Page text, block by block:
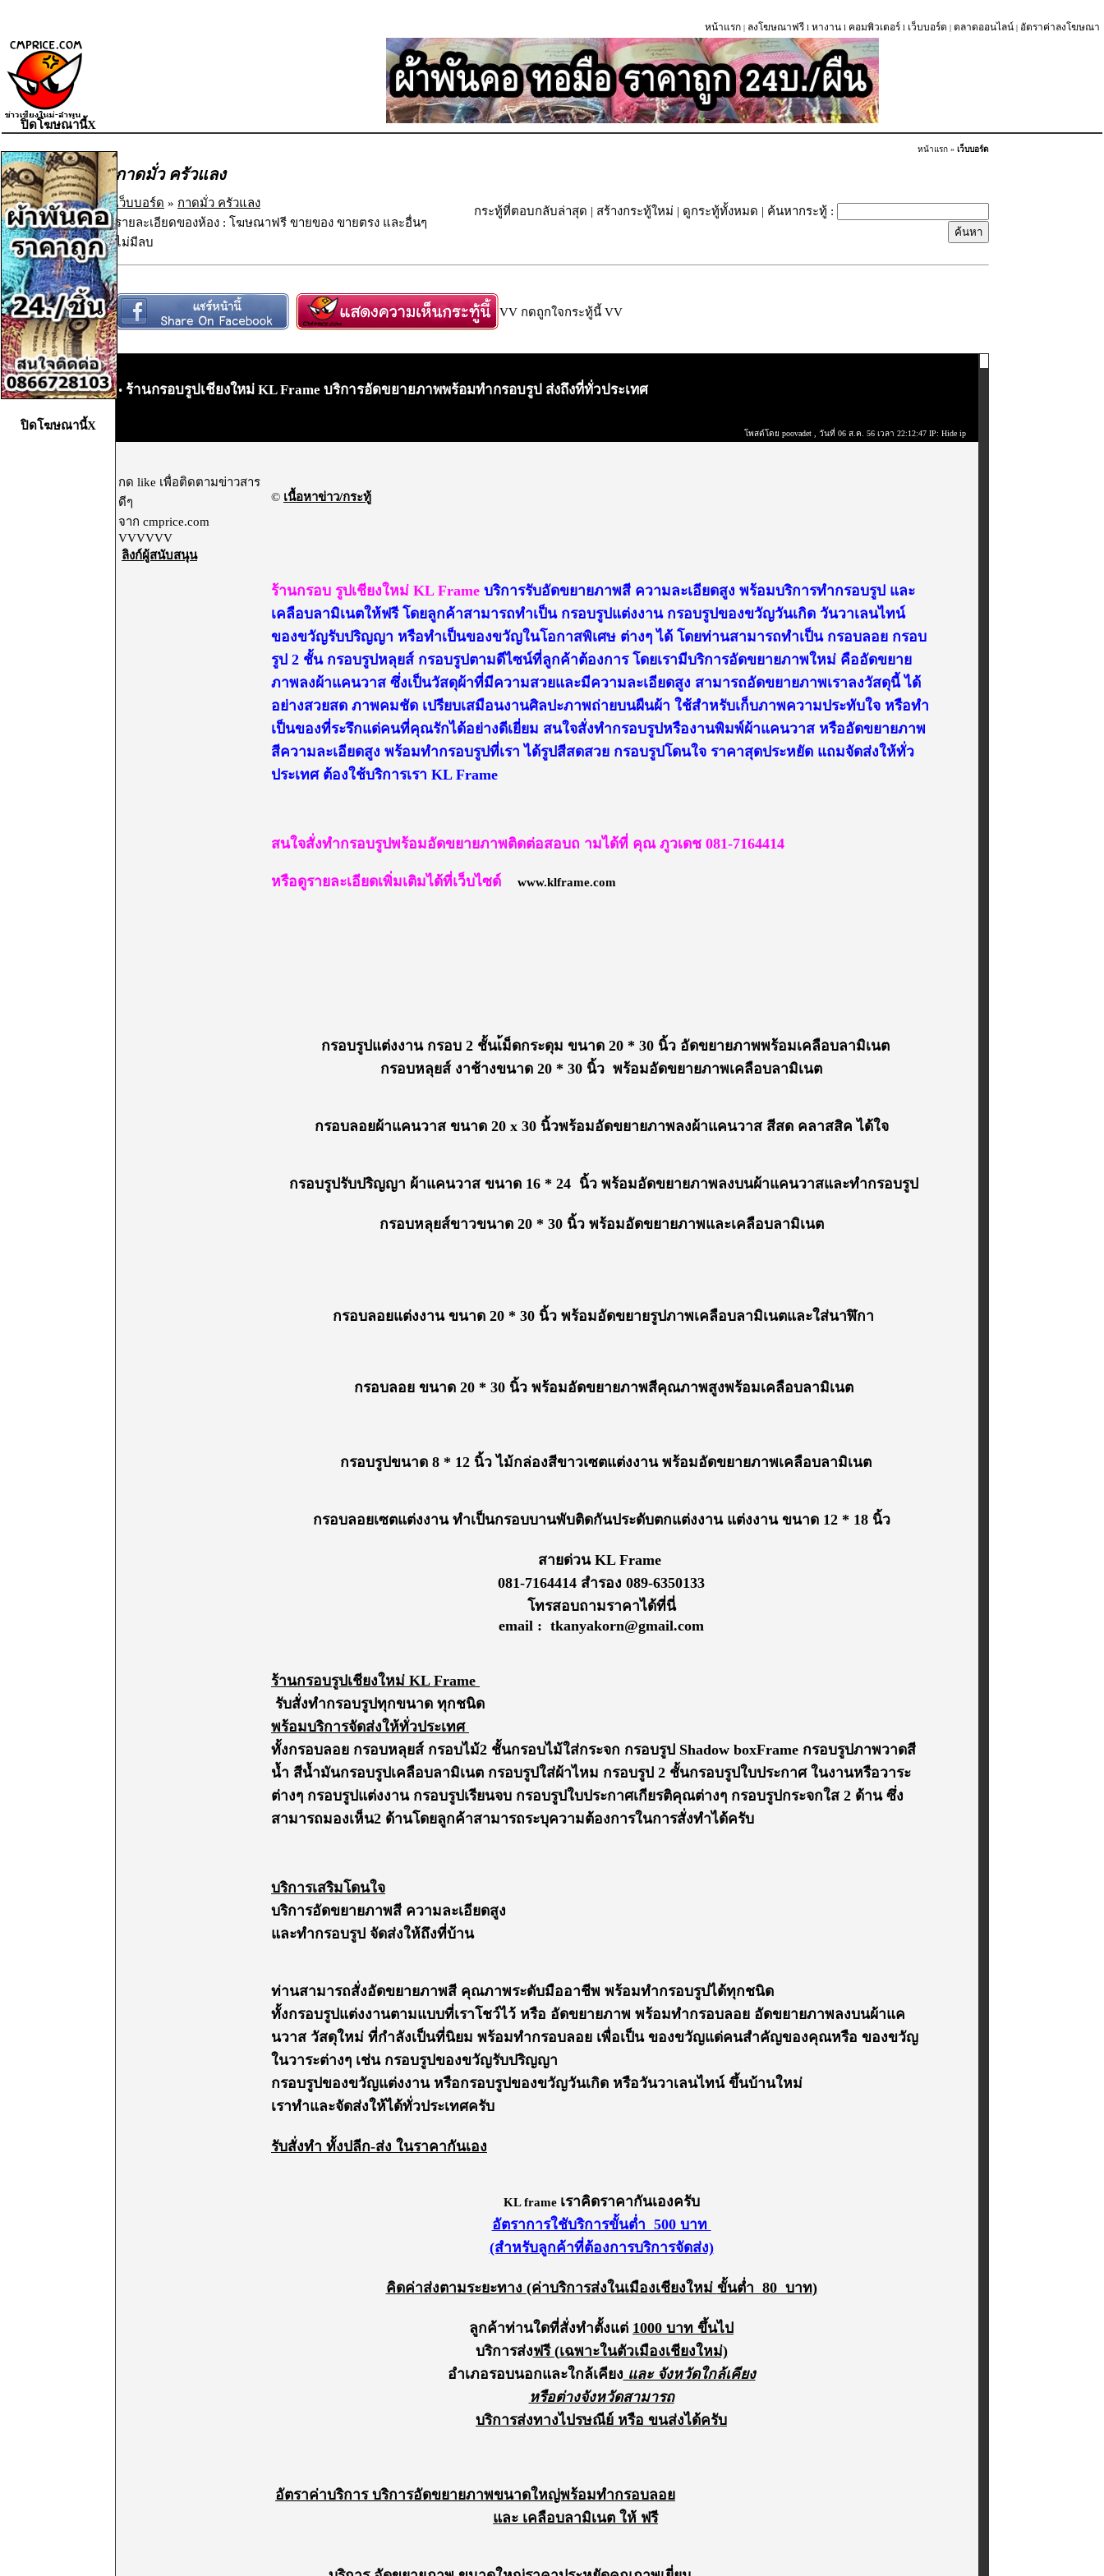
หน้าแรก | ลงโฆษณาฟรี l หางาน l คอมพิวเตอร์ l เว็บบอร์ด | ตลาดออนไลน์ | อัตราค่าลงโฆษณา
หน้าแรก » เว็บบอร์ด
กาดมั่ว ครัวแลง
เว็บบอร์ด » กาดมั่ว ครัวแลง
รายละเอียดของห้อง : โฆษณาฟรี ขายของ ขายตรง และอื่นๆ
ไม่มีลบ
กระทู้ที่ตอบกลับล่าสุด | สร้างกระทู้ใหม่ | ดูกระทู้ทั้งหมด | ค้นหากระทู้ :
VV กดถูกใจกระทู้นี้ VV
• ร้านกรอบรูปเชียงใหม่ KL Frame บริการอัดขยายภาพพร้อมทำกรอบรูป ส่งถึงที่ทั่วประเทศ
โพสต์โดย poovadet , วันที่ 06 ส.ค. 56 เวลา 22:12:47 IP: Hide ip
กด like เพื่อติดตามข่าวสาร
ดีๆ
จาก cmprice.com
VVVVVV
ลิงก์ผู้สนับสนุน
© เนื้อหาข่าว/กระทู้
ร้านกรอบ รูปเชียงใหม่ KL Frame บริการรับอัดขยายภาพสี ความละเอียดสูง พร้อมบริการทำกรอบรูป และ
เคลือบลามิเนตให้ฟรี โดยลูกค้าสามารถทำเป็น กรอบรูปแต่งงาน กรอบรูปของขวัญวันเกิด วันวาเลนไทน์
ของขวัญรับปริญญา หรือทำเป็นของขวัญในโอกาสพิเศษ ต่างๆ ได้ โดยท่านสามารถทำเป็น กรอบลอย กรอบ
รูป 2 ชั้น กรอบรูปหลุยส์ กรอบรูปตามดีไซน์ที่ลูกค้าต้องการ โดยเรามีบริการอัดขยายภาพใหม่ คืออัดขยาย
ภาพลงผ้าแคนวาส ซึ่งเป็นวัสดุผ้าที่มีความสวยและมีความละเอียดสูง สามารถอัดขยายภาพเราลงวัสดุนี้ ได้
อย่างสวยสด ภาพคมชัด เปรียบเสมือนงานศิลปะภาพถ่ายบนผืนผ้า ใช้สำหรับเก็บภาพความประทับใจ หรือทำ
เป็นของที่ระรึกแด่คนที่คุณรักได้อย่างดีเยี่ยม สนใจสั่งทำกรอบรูปหรืองานพิมพ์ผ้าแคนวาส หรืออัดขยายภาพ
สีความละเอียดสูง พร้อมทำกรอบรูปที่เรา ได้รูปสีสดสวย กรอบรูปโดนใจ ราคาสุดประหยัด แถมจัดส่งให้ทั่ว
ประเทศ ต้องใช้บริการเรา KL Frame
สนใจสั่งทำกรอบรูปพร้อมอัดขยายภาพติดต่อสอบถ ามได้ที่ คุณ ภูวเดช 081-7164414
หรือดูรายละเอียดเพิ่มเติมได้ที่เว็บไซด์ www.klframe.com
กรอบรูปแต่งงาน กรอบ 2 ชั้นเ้ม็ดกระดุม ขนาด 20 * 30 นิ้ว อัดขยายภาพพร้อมเคลือบลามิเนต
กรอบหลุยส์ งาช้างขนาด 20 * 30 นิ้ว พร้อมอัดขยายภาพเคลือบลามิเนต
กรอบลอยผ้าแคนวาส ขนาด 20 x 30 นิ้วพร้อมอัดขยายภาพลงผ้าแคนวาส สีสด คลาสสิค ได้ใจ
กรอบรูปรับปริญญา ผ้าแคนวาส ขนาด 16 * 24 นิ้ว พร้อมอัดขยายภาพลงบนผ้าแคนวาสและทำกรอบรูป
กรอบหลุยส์ขาวขนาด 20 * 30 นิ้ว พร้อมอัดขยายภาพและเคลือบลามิเนต
กรอบลอยแต่งงาน ขนาด 20 * 30 นิ้ว พร้อมอัดขยายรูปภาพเคลือบลามิเนตและใส่นาฬิกา
กรอบลอย ขนาด 20 * 30 นิ้ว พร้อมอัดขยายภาพสีคุณภาพสูงพร้อมเคลือบลามิเนต
กรอบรูปขนาด 8 * 12 นิ้ว ไม้กล่องสีขาวเซตแต่งงาน พร้อมอัดขยายภาพเคลือบลามิเนต
กรอบลอยเซตแต่งงาน ทำเป็นกรอบบานพับติดกันประดับตกแต่งงาน แต่งงาน ขนาด 12 * 18 นิ้ว
สายด่วน KL Frame
081-7164414 สำรอง 089-6350133
โทรสอบถามราคาได้ที่นี่
email : tkanyakorn@gmail.com
ร้านกรอบรูปเชียงใหม่ KL Frame
รับสั่งทำกรอบรูปทุกขนาด ทุกชนิด
พร้อมบริการจัดส่งให้ทั่วประเทศ
ทั้งกรอบลอย กรอบหลุยส์ กรอบไม้2 ชั้นกรอบไม้ใส่กระจก กรอบรูป Shadow boxFrame กรอบรูปภาพวาดสี
น้ำ สีน้ำมันกรอบรูปเคลือบลามิเนต กรอบรูปใส่ผ้าไหม กรอบรูป 2 ชั้นกรอบรูปใบประกาศ ในงานหรือวาระ
ต่างๆ กรอบรูปแต่งงาน กรอบรูปเรียนจบ กรอบรูปใบประกาศเกียรติคุณต่างๆ กรอบรูปกระจกใส 2 ด้าน ซึ่ง
สามารถมองเห็น2 ด้านโดยลูกค้าสามารถระบุความต้องการในการสั่งทำได้ครับ
บริการเสริมโดนใจ
บริการอัดขยายภาพสี ความละเอียดสูง
และทำกรอบรูป จัดส่งให้ถึงที่บ้าน
ท่านสามารถสั่งอัดขยายภาพสี คุณภาพระดับมืออาชีพ พร้อมทำกรอบรูปได้ทุกชนิด
ทั้งกรอบรูปแต่งงานตามแบบที่เราโชว์ไว้ หรือ อัดขยายภาพ พร้อมทำกรอบลอย อัดขยายภาพลงบนผ้าแค
นวาส วัสดุใหม่ ที่กำลังเป็นที่นิยม พร้อมทำกรอบลอย เพื่อเป็น ของขวัญแด่คนสำคัญของคุณหรือ ของขวัญ
ในวาระต่างๆ เช่น กรอบรูปของขวัญรับปริญญา
กรอบรูปของขวัญแต่งงาน หรือกรอบรูปของขวัญวันเกิด หรือวันวาเลนไทน์ ขึ้นบ้านใหม่
เราทำและจัดส่งให้ได้ทั่วประเทศครับ
รับสั่งทำ ทั้งปลีก-ส่ง ในราคากันเอง
KL frame เราคิดราคากันเองครับ
อัตราการใชับริการขั้นต่ำ 500 บาท
(สำหรับลูกค้าที่ต้องการบริการจัดส่ง)
คิดค่าส่งตามระยะทาง (ค่าบริการส่งในเมืองเชียงใหม่ ขั้นต่ำ 80 บาท)
ลูกค้าท่านใดที่สั่งทำตั้งแต่ 1000 บาท ขึ้นไป
บริการส่งฟรี (เฉพาะในตัวเมืองเชียงใหม่)
อำเภอรอบนอกและใกล้เคียง และ จังหวัดใกล้เคียง
หรือต่างจังหวัดสามารถ
บริการส่งทางไปรษณีย์ หรือ ขนส่งได้ครับ
อัตราค่าบริการ บริการอัดขยายภาพขนาดใหญ่พร้อมทำกรอบลอย
และ เคลือบลามิเนต ให้ ฟรี
ปิดโฆษณานี้X
ปิดโฆษณานี้X